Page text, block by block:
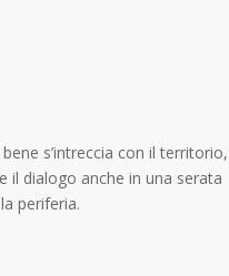
s’intreccia con il territorio,
il dialogo anche in una serata
periferia.